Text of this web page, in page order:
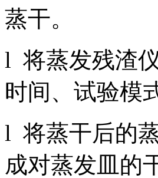
蒸干。
l 将蒸发残渣
时间、试验模
l 将蒸干后的
成对蒸发皿的